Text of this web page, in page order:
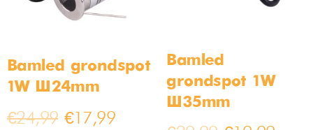
Bamled grondspot
1W Ø24mm
€24,99 €17,99
Bamled
grondspot 1W
Ø35mm